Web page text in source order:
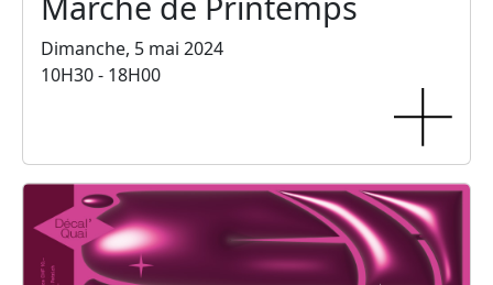
Dimanche, 5 mai 2024
10H30 - 18H00